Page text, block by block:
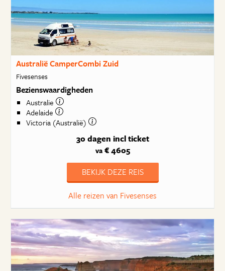
Australië CamperCombi Zuid
Fivesenses
Bezienswaardigheden
Australie
Adelaide
Victoria (Australië)
30 dagen incl ticket
va€ 4605
BEKIJK DEZE REIS
Alle reizen van Fivesenses